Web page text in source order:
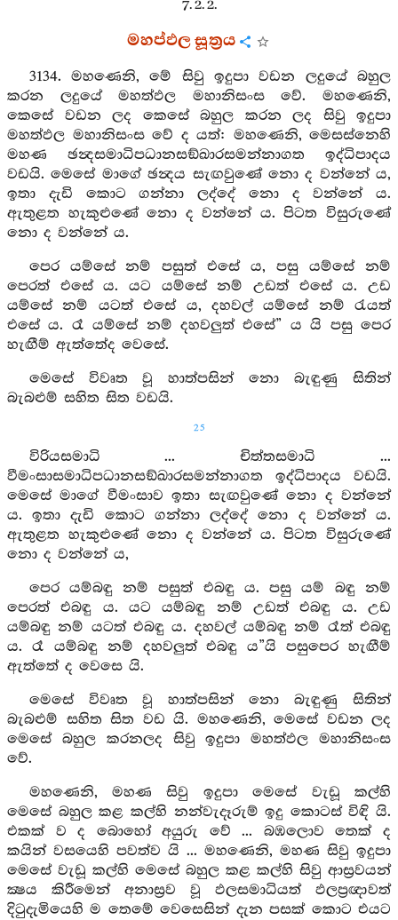
7. 2. 2.
මහප්ඵල සූත්‍රය
3134. මහණෙනි, මේ සිවු ඉදුපා වඩන ලදුයේ බහුල
කරන ලදුයේ මහත්ඵල මහානිසංස වේ. මහණෙනි,
කෙසේ වඩන ලද කෙසේ බහුල කරන ලද සිවු ඉදුපා
මහත්ඵල මහානිසංස වේ ද යත්: මහණෙනි, මෙසස්නෙහි
මහණ ඡන්‍දසමාධිපධානසඞ්ඛාරසමන්නාගත ඉද්ධිපාදය
වඩයි. මෙසේ මාගේ ඡන්‍දය සැඟවුණේ නො ද වන්නේ ය,
ඉතා දැඩි කොට ගන්නා ලද්දේ නො ද වන්නේ ය.
ඇතුළත හැකුළුණේ නො ද වන්නේ ය. පිටත විසුරුණේ
නො ද වන්නේ ය.
පෙර යම්සේ නම් පසුත් එසේ ය, පසු යම්සේ නම්
පෙරත් එසේ ය. යට යම්සේ නම් උඩත් එසේ ය. උඩ
යම්සේ නම් යටත් එසේ ය, දහවල් යම්සේ නම් රැයත්
එසේ ය. රෑ යම්සේ නම් දහවලුත් එසේ” ය යි පසු පෙර
හැඟීම් ඇත්තේද වෙසේ.
මෙසේ විවෘත වූ හාත්පසින් නො බැඳුණු සිතින්
බැබළුම් සහිත සිත වඩයි.
25
විරියසමාධි ... චිත්තසමාධි ...
වීමංසාසමාධිපධානසඞ්ඛාරසමන්නාගත ඉද්ධිපාදය වඩයි.
මෙසේ මාගේ වීමංසාව ඉතා සැඟවුණේ නො ද වන්නේ
ය. ඉතා දැඩි කොට ගන්නා ලද්දේ නො ද වන්නේ ය.
ඇතුළත හැකුළුණේ නො ද වන්නේ ය. පිටත විසුරුණේ
නො ද වන්නේ ය,
පෙර යම්බඳු නම් පසුත් එබඳු ය. පසු යම් බඳු නම්
පෙරත් එබඳු ය. යට යම්බඳු නම් උඩත් එබඳු ය. උඩ
යම්බඳු නම් යටත් එබඳු ය. දහවල් යම්බඳු නම් රෑත් එබඳු
ය. රෑ යම්බඳු නම් දහවලුත් එබඳු ය”යි පසුපෙර හැඟීම්
ඇත්තේ ද වෙසෙ යි.
මෙසේ විවෘත වූ හාත්පසින් නො බැඳුණු සිතින්
බැබළුම් සහිත සිත වඩ යි. මහණෙනි, මෙසේ වඩන ලද
මෙසේ බහුල කරනලද සිවු ඉදුපා මහත්ඵල මහානිසංස
වේ.
මහණෙනි, මහණ සිවු ඉදුපා මෙසේ වැඩූ කල්හි
මෙසේ බහුල කළ කල්හි නන්වැදෑරුම් ඉදු කොටස් විඳි යි.
එකක් ව ද බොහෝ අයුරු වේ ... බඹලොව තෙක් ද
කයින් වසයෙහි පවත්ව යි ... මහණෙනි, මහණ සිවු ඉදුපා
මෙසේ වැඩූ කල්හි මෙසේ බහුල කළ කල්හි සිවු ආස්‍රවයන්
ක්‍ෂය කිරීමෙන් අනාස්‍රව වූ ඵලසමාධියත් ඵලප්‍රඥාවත්
දිටුදැමියෙහි ම තෙමේ වෙසෙසින් දැන පසක් කොට එයට